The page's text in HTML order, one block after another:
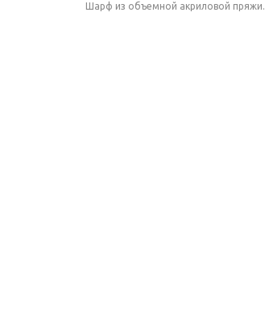
Шарф из объемной акриловой пряжи.